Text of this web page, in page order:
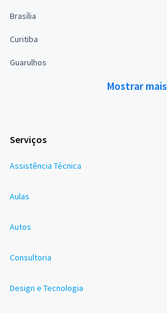
Brasília
Curitiba
Guarulhos
Mostrar mais
Serviços
Assistência Técnica
Aulas
Autos
Consultoria
Design e Tecnologia